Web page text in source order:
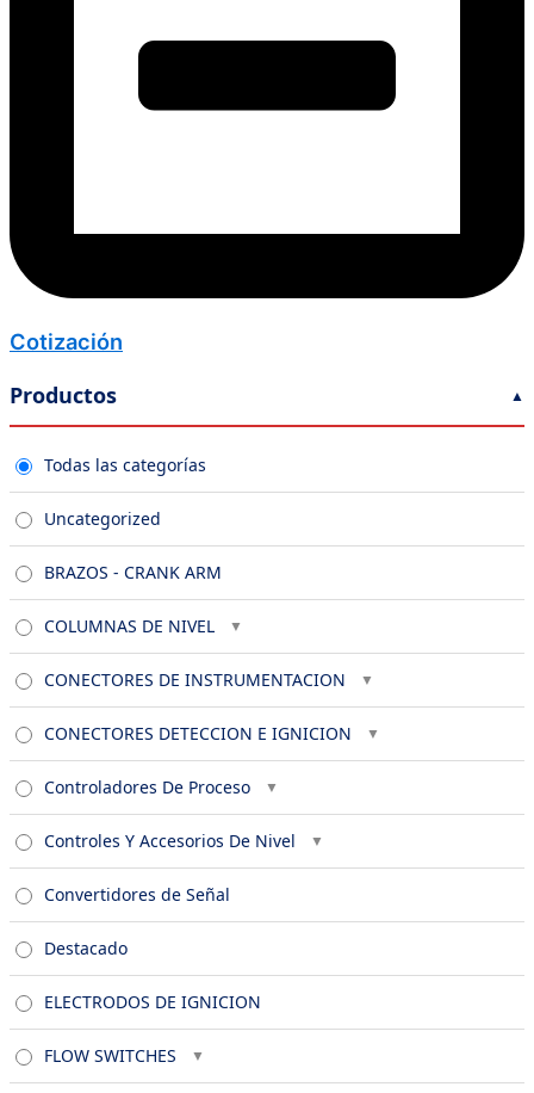
Cotización
Productos
Todas las categorías
Uncategorized
BRAZOS - CRANK ARM
COLUMNAS DE NIVEL
CONECTORES DE INSTRUMENTACION
CONECTORES DETECCION E IGNICION
Controladores De Proceso
Controles Y Accesorios De Nivel
Convertidores de Señal
Destacado
ELECTRODOS DE IGNICION
FLOW SWITCHES